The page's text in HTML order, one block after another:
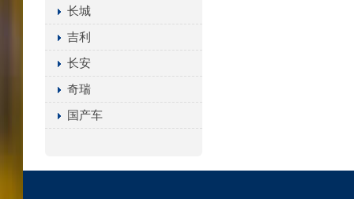
长城
吉利
长安
奇瑞
国产车